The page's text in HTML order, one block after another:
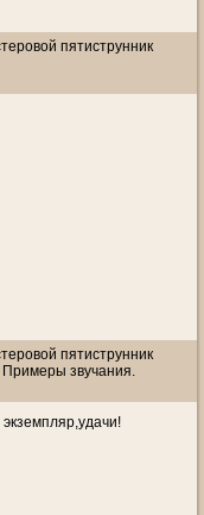
пятиструнник
пятиструнник
Примеры звучания.